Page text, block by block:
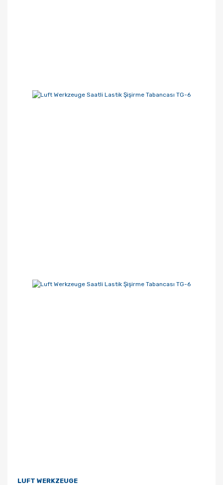
LUFT WERKZEUGE